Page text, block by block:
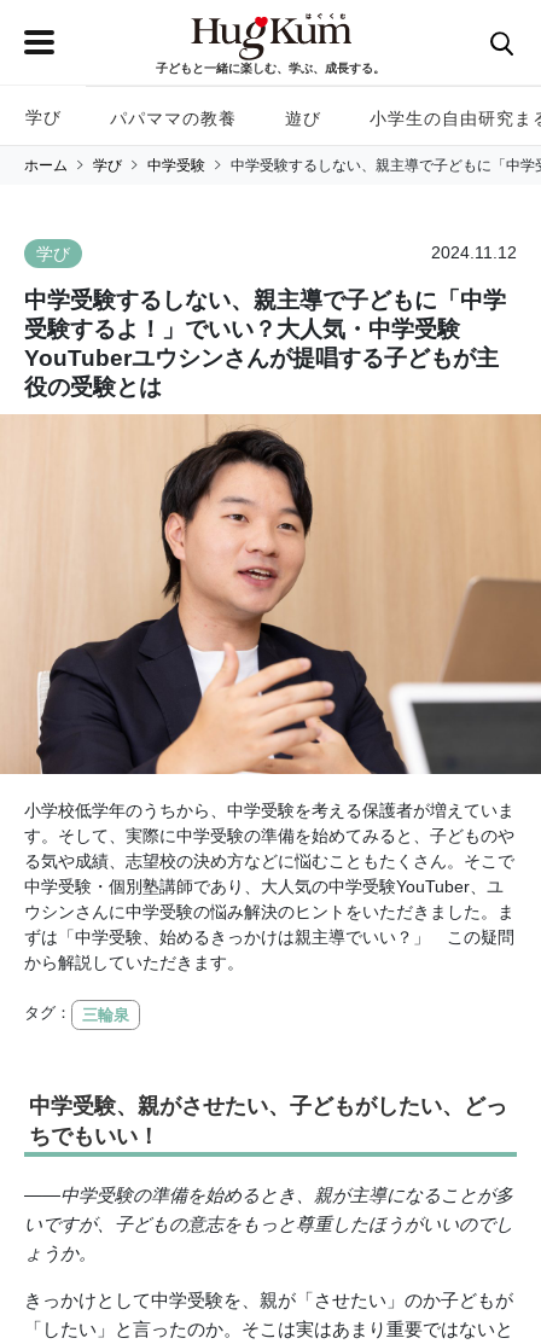
子どもと一緒に楽しむ、学ぶ、成長する。
学び パパママの教養 遊び 小学生の自由研究ま
ホーム 学び 中学受験 中学受験するしない、親主導で子どもに「中
学び 2024.11.12
中学受験するしない、親主導で子どもに「中学
受験するよ！」でいい？大人気・中学受験
YouTuberユウシンさんが提唱する子どもが主
役の受験とは
小学校低学年のうちから、中学受験を考える保護者が増えていま
す。そして、実際に中学受験の準備を始めてみると、子どものや
る気や成績、志望校の決め方などに悩むこともたくさん。そこで
中学受験・個別塾講師であり、大人気の中学受験YouTuber、ユ
ウシンさんに中学受験の悩み解決のヒントをいただきました。ま
ずは「中学受験、始めるきっかけは親主導でいい？」 この疑問
から解説していただきます。
タグ： 三輪泉
中学受験、親がさせたい、子どもがしたい、どっ
ちでもいい！
――中学受験の準備を始めるとき、親が主導になることが多
いですが、子どもの意志をもっと尊重したほうがいいのでし
ょうか。
きっかけとして中学受験を、親が「させたい」のか子どもが
「したい」と言ったのか。そこは実はあまり重要ではないと